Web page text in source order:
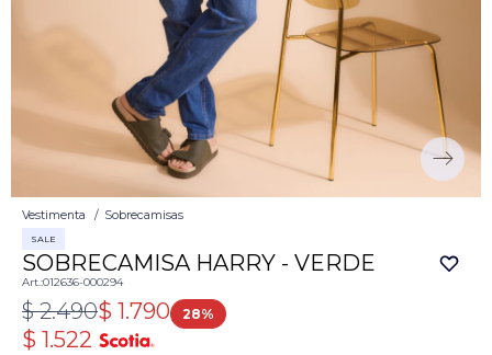
Vestimenta Sobrecamisas
SALE
SOBRECAMISA HARRY - VERDE
012636-000294
$ 1.790
$ 2.490 28
$ 1.522